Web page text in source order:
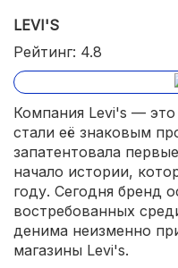
LEVI'S
Рейтинг: 4.8
Компания Levi's —
стали её знаковым
запатентовала
начало истории,
году. Сегодня бренд
востребованных
денима неизменно
магазины Levi's.